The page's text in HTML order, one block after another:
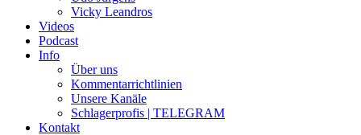
Vicky Leandros
Videos
Podcast
Info
Über uns
Kommentarrichtlinien
Unsere Kanäle
Schlagerprofis | TELEGRAM
Kontakt